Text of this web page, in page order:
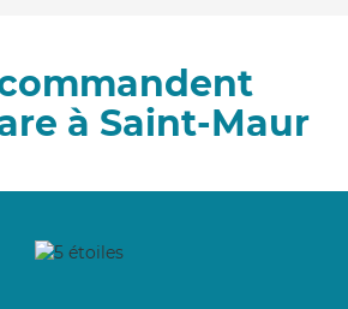
à Saint-Maur